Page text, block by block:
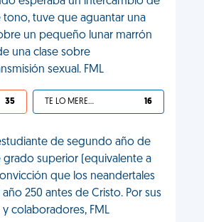
tono, tuve que aguantar una
un pequeño lunar marrón
una clase sobre
sexual. FML
35 TE LO MERECES 16
de segundo año de
superior (equivalente a
que los neandertales
250 antes de Cristo. Por sus
colaboradores, FML